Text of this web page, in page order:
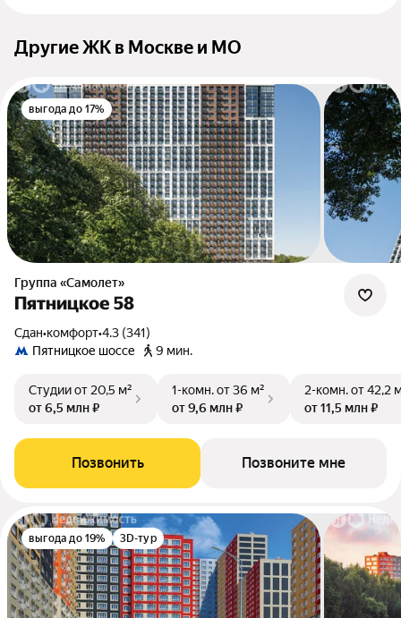
Другие ЖК в Москве и МО
выгода до 17%
Группа «Самолет»
Пятницкое 58
Сдан•комфорт•4.3 (341)
Пятницкое шоссе
9 мин.
Студииот 20,5 м²
от 6,5 млн ₽
1-комн.от 36 м²
от 9,6 млн ₽
2-комн.от 42,2
от 11,5 млн ₽
Позвонить Позвоните мне
выгода до 19% 3D-тур